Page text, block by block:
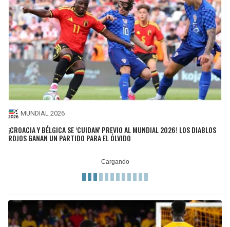
MUNDIAL 2026
¡CROACIA Y BÉLGICA SE ‘CUIDAN' PREVIO AL MUNDIAL 2026! LOS DIABLOS
ROJOS GANAN UN PARTIDO PARA EL ÓLVIDO